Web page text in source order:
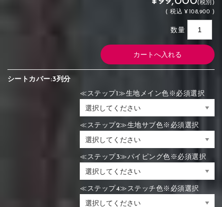
(税別)
(税込 ¥108,900 )
数量
シートカバー:3列分
≪ステップ1≫生地メイン色※必須選択
≪ステップ2≫生地サブ色※必須選択
≪ステップ3≫パイピング色※必須選択
≪ステップ4≫ステッチ色※必須選択